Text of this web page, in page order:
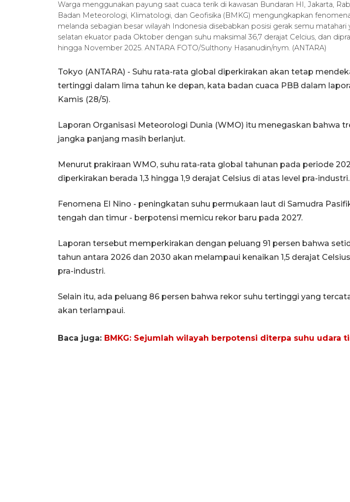
Warga menggunakan payung saat cuaca terik di kawasan Bundaran HI, Jakarta,
Badan Meteorologi, Klimatologi, dan Geofisika (BMKG) mengungkapkan
melanda sebagian besar wilayah Indonesia disebabkan posisi gerak semu matahari
selatan ekuator pada Oktober dengan suhu maksimal 36,7 derajat Celcius, dan
hingga November 2025. ANTARA FOTO/Sulthony Hasanudin/nym. (ANTARA)
Tokyo (ANTARA) - Suhu rata-rata global diperkirakan akan tetap
tertinggi dalam lima tahun ke depan, kata badan cuaca PBB dalam
Kamis (28/5).
Laporan Organisasi Meteorologi Dunia (WMO) itu menegaskan bahwa
jangka panjang masih berlanjut.
Menurut prakiraan WMO, suhu rata-rata global tahunan pada periode
diperkirakan berada 1,3 hingga 1,9 derajat Celsius di atas level pra-industri.
Fenomena El Nino - peningkatan suhu permukaan laut di Samudra
tengah dan timur - berpotensi memicu rekor baru pada 2027.
Laporan tersebut memperkirakan dengan peluang 91 persen bahwa
tahun antara 2026 dan 2030 akan melampaui kenaikan 1,5 derajat
pra-industri.
Selain itu, ada peluang 86 persen bahwa rekor suhu tertinggi yang
akan terlampaui.
Baca juga: BMKG: Sejumlah wilayah berpotensi diterpa suhu udara